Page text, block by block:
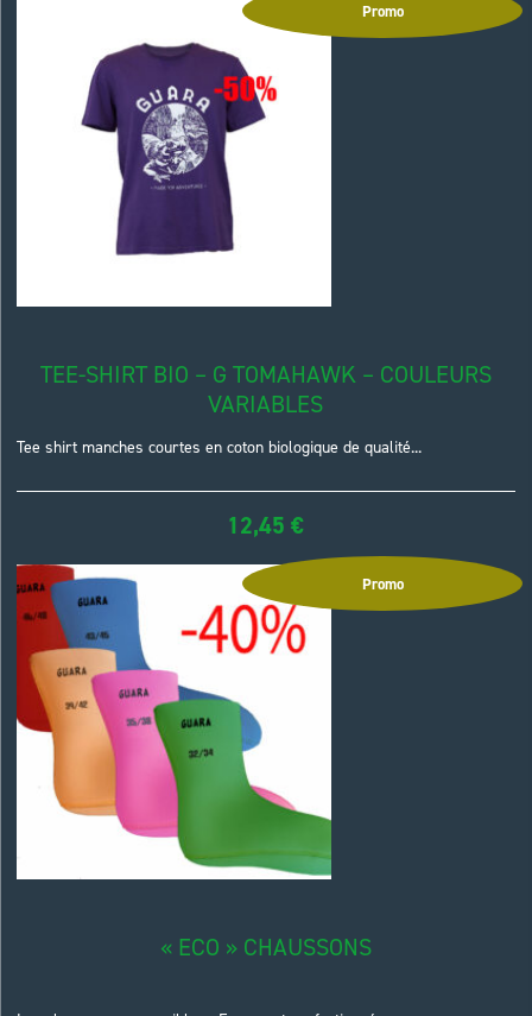
Promo
TEE-SHIRT BIO – G TOMAHAWK – COULEURS
VARIABLES
Tee shirt manches courtes en coton biologique de qualité...
12,45€
Promo
« ECO » CHAUSSONS